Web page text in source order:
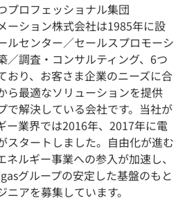
ロフェッショナル集団
ーション株式会社は1985年に設
ルセンター／セールスプロモーシ
／調査・コンサルティング、6つ
おり、お客さま企業のニーズに合
ら最適なソリューションを提供
で解決している会社です。当社が
ー業界では2016年、2017年に電
スタートしました。自由化が進む
ルギー事業への参入が加速し、
グループの安定した基盤のもと
アを募集しています。